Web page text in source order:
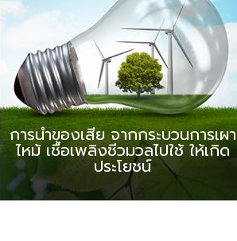
การนำของเสีย จากกระบวนการเผา
ไหม้ เชื้อเพลิงชีวมวลไปใช้ ให้เกิด
ประโยชน์